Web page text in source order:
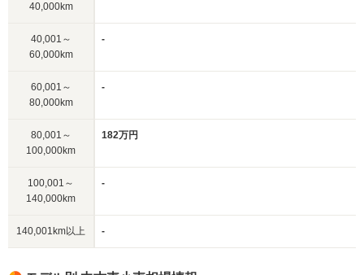
40,000km
40,001～
60,000km
-
60,001～
80,000km
-
80,001～
100,000km
182万円
100,001～
140,000km
-
140,001km以上 -